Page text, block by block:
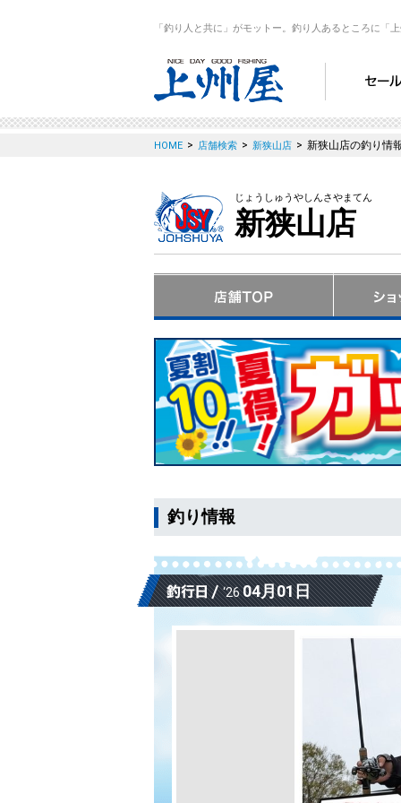
「釣り人と共に」がモットー。釣り人あるところに「
HOME > 店舗検索 > 新狭山店 > 新狭山店の釣り情
じょうしゅうやしんさやまてん
新狭山店
釣り情報
‘2604月01日